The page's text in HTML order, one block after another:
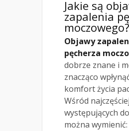
Jakie są
zapalenia
moczowego?
Objawy
pęcherza
dobrze znane i
znacząco
komfort życia
Wśród najczęściej
występujących
można wymienić: